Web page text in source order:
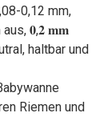
0,12 mm,
aus, 𝟎,𝟐 𝐦𝐦
haltbar und
Riemen und